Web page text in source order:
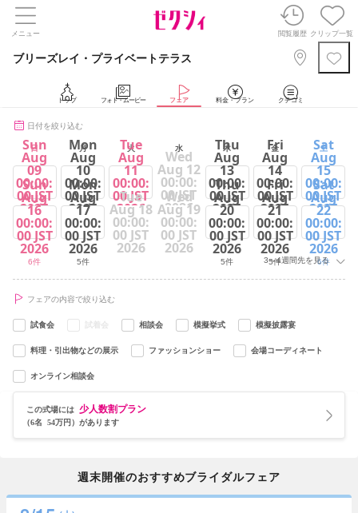
メニュー 閲覧履歴 クリップ一覧
ブリーズレイ・プライベートテラス
トップ フォト・ムービー フェア 料金・プラン クチコミ
日付を絞り込む
日 月 火 水 木 金 土
Sun
Aug
09
00:00:
00 JST
2026
6件
Mon
Aug
10
00:00:
00 JST
2026
5件
Tue
Aug
11
00:00:
00 JST
2026
6件
Wed
Aug 12
00:00:
00 JST
2026
Thu
Aug
13
00:00:
00 JST
2026
5件
Fri
Aug
14
00:00:
00 JST
2026
5件
Sat
Aug
15
00:00:
00 JST
2026
6件
Sun
Aug
16
00:00:
00 JST
2026
6件
Mon
Aug
17
00:00:
00 JST
2026
5件
Tue
Aug 18
00:00:
00 JST
2026
Wed
Aug 19
00:00:
00 JST
2026
Thu
Aug
20
00:00:
00 JST
2026
5件
Fri
Aug
21
00:00:
00 JST
2026
5件
Sat
Aug
22
00:00:
00 JST
2026
6件
3～4週間先を見る
フェアの内容で絞り込む
試食会 試着会 相談会 模擬挙式 模擬披露宴
料理・引出物などの展示 ファッションショー 会場コーディネート
オンライン相談会
この式場には 少人数割プラン
（6名 54万円）があります
週末開催のおすすめブライダルフェア